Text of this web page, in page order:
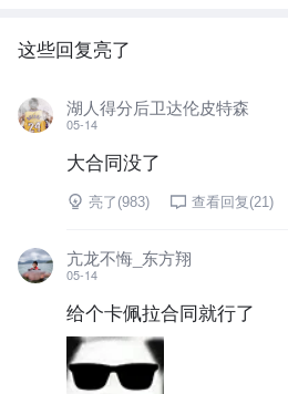
这些回复亮了
湖人得分后卫达伦皮特森
05-14
大合同没了
亮了(983) 查看回复(21 )
亢龙不悔_东方翔
05-14
给个卡佩拉合同就行了